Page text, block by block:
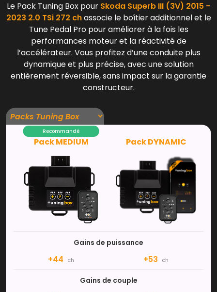
Le Pack Tuning Box pour Skoda Superb III (3V) 2015 -
2023 2.0 TSi 272 chassocie le boîtier additionnel et le
Tune Pedal Pro pour améliorer à la fois les
performances moteur et la réactivité de
l’accélérateur. Vous profitez d’une conduite plus
dynamique et plus précise, avec une solution
entièrement réversible, sans impact sur la garantie
constructeur.
Recommandé
Pack MEDIUM Pack DYNAMIC
Gains de puissance
+44 ch +53 ch
Gains de couple